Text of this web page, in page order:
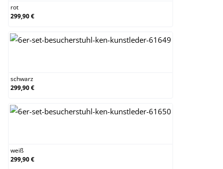
rot
299,90 €
schwarz
299,90 €
weiß
299,90 €